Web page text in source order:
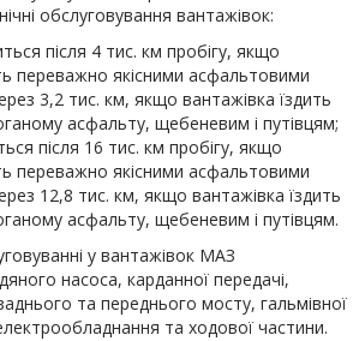
обслуговування вантажівок:
після 4 тис. км пробігу, якщо
переважно якісними асфальтовими
3,2 тис. км, якщо вантажівка їздить
асфальту, щебеневим і путівцям;
після 16 тис. км пробігу, якщо
переважно якісними асфальтовими
12,8 тис. км, якщо вантажівка їздить
асфальту, щебеневим і путівцям.
у вантажівок МАЗ
насоса, карданної передачі,
та переднього мосту, гальмівної
та ходової частини.